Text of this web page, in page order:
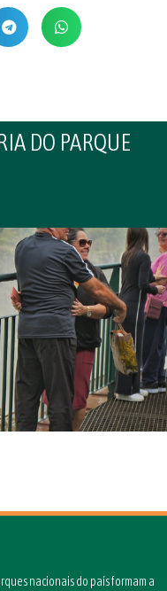
DO PARQUE
nacionais do país formam a